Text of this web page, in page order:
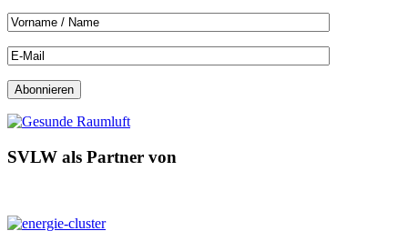
SVLW als Partner von